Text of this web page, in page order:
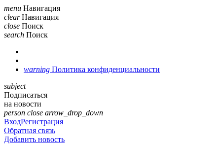
menu Навигация
clear Навигация
close Поиск
search Поиск
warning Политика конфиденциальности
subject
Подписаться
на новости
person close arrow_drop_down
ВходРегистрация
Обратная связь
Добавить новость